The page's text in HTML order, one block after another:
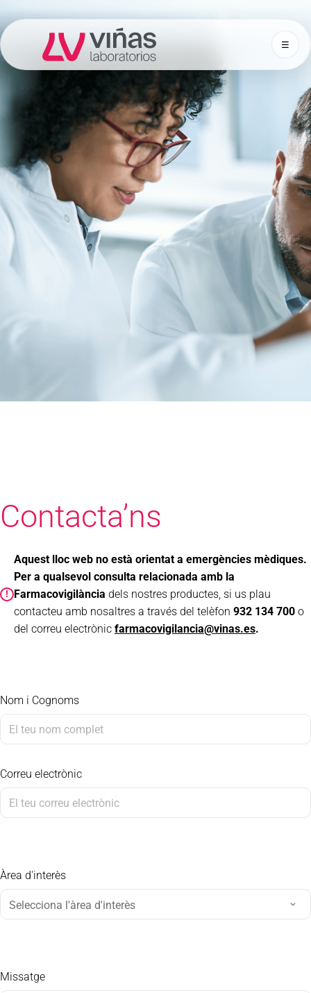
Laboratorios Viñas ☰
Contacta’ns
!
Aquest lloc web no està orientat a emergències mèdiques.
Per a qualsevol consulta relacionada amb la
Farmacovigilància dels nostres productes, si us plau
contacteu amb nosaltres a través del telèfon 932 134 700 o
del correu electrònic farmacovigilancia@vinas.es.
Nom i Cognoms
Correu electrònic
Àrea d'interès
Missatge